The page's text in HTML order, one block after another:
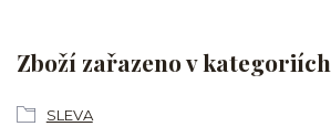
Zboží zařazeno v kategoriích
SLEVA